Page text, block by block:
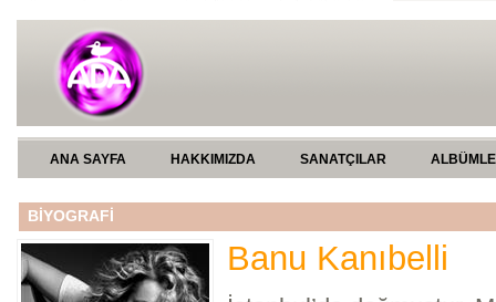
ANA SAYFA HAKKIMIZDA SANATÇILAR
BİYOGRAFİ
Banu Kanıbelli